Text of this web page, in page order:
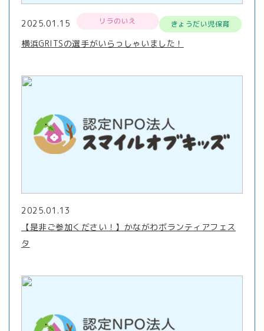
2025.01.15 リラのいえ きょうだい児保育
横浜GRITSの選手がいらっしゃいました！
2025.01.13
【是非ご参加ください！】かながわボランティアフェス
タ